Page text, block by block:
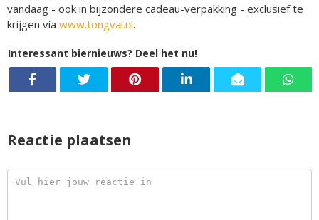
vandaag - ook in bijzondere cadeau-verpakking - exclusief te
krijgen via www.tongval.nl.
Interessant biernieuws? Deel het nu!
Reactie plaatsen